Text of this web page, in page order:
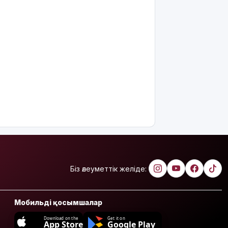
Біз әлеуметтік желіде:
Мобильді қосымшалар
Download on the
App Store
Get it on
Google Play